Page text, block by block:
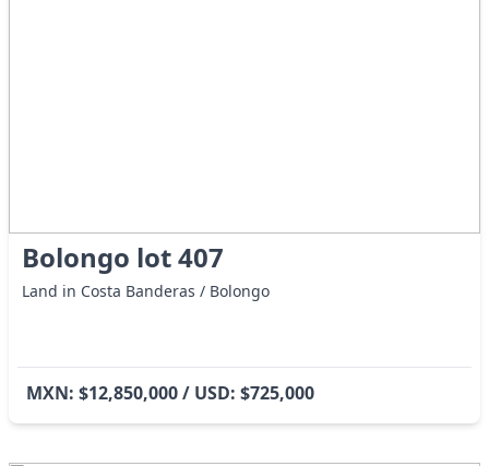
Bolongo lot 407
Land in Costa Banderas / Bolongo
MXN: $12,850,000 / USD: $725,000